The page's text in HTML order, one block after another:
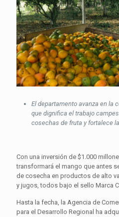
El departamento avanza en la
que dignifica el trabajo
cosechas de fruta y fortalece
Con una inversión de $1.000
transformará el mango que antes
de cosecha en productos de alto
y jugos, todos bajo el sello Marca
Hasta la fecha, la Agencia de
para el Desarrollo Regional ha